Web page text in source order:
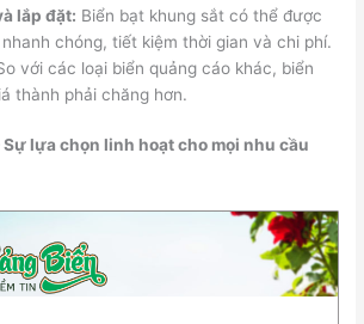
lắp đặt: Biển bạt khung sắt có thể được
chóng, tiết kiệm thời gian và chi phí.
với các loại biển quảng cáo khác, biển
thành phải chăng hơn.
lựa chọn linh hoạt cho mọi nhu cầu